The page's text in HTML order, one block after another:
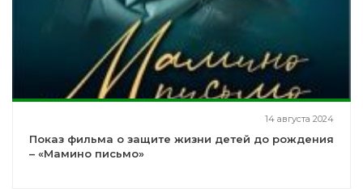
14 августа 2024
Показ фильма о защите жизни детей до рождения
– «Мамино письмо»